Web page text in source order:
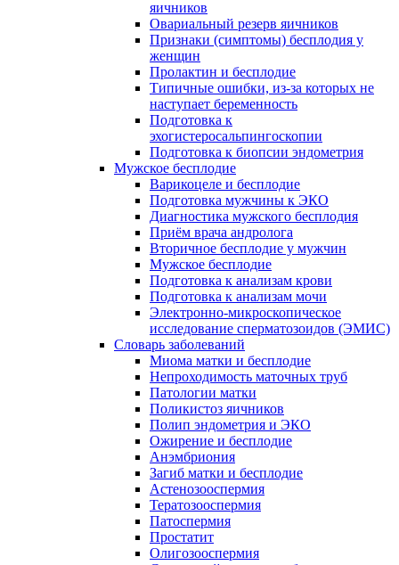
яичников
Овариальный резерв яичников
Признаки (симптомы) бесплодия у
женщин
Пролактин и бесплодие
Типичные ошибки, из-за которых не
наступает беременность
Подготовка к
эхогистеросальпингоскопии
Подготовка к биопсии эндометрия
Мужское бесплодие
Варикоцеле и бесплодие
Подготовка мужчины к ЭКО
Диагностика мужского бесплодия
Приём врача андролога
Вторичное бесплодие у мужчин
Мужское бесплодие
Подготовка к анализам крови
Подготовка к анализам мочи
Электронно-микроскопическое
исследование сперматозоидов (ЭМИC)
Словарь заболеваний
Миома матки и бесплодие
Непроходимость маточных труб
Патологии матки
Поликистоз яичников
Полип эндометрия и ЭКО
Ожирение и бесплодие
Анэмбриония
Загиб матки и бесплодие
Астенозооспермия
Тератозооспермия
Патоспермия
Простатит
Олигозооспермия